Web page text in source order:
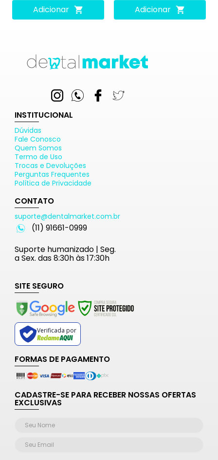
Adicionar
Adicionar
INSTITUCIONAL
Dúvidas
Fale Conosco
Quem Somos
Termo de Uso
Trocas e Devoluções
Perguntas Frequentes
Política de Privacidade
CONTATO
suporte@dentalmarket.com.br
(11) 91661-0999
Suporte humanizado | Seg.
a Sex. das 8:30h às 17:30h
SITE SEGURO
Verificada por
FORMAS DE PAGAMENTO
CADASTRE-SE PARA RECEBER NOSSAS OFERTAS
EXCLUSIVAS